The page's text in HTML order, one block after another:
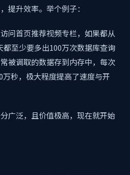
提升效率。举个例子：
问首页推荐视频专栏，如果都从
至少要多出100万次数据库查询
被调取的数据存到内存中，每次
秒，极大程度提高了速度与开
广泛，且价值极高，现在就开始